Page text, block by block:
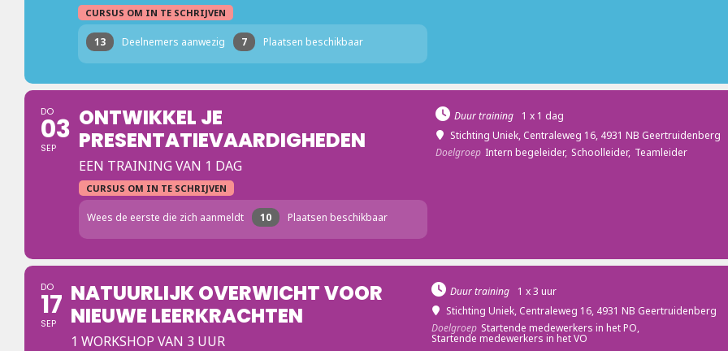
CURSUS OM IN TE SCHRIJVEN
13 Deelnemers aanwezig 7 Plaatsen beschikbaar
DO
03
SEP
ONTWIKKEL JE
PRESENTATIEVAARDIGHEDEN
EEN TRAINING VAN 1 DAG
CURSUS OM IN TE SCHRIJVEN
Wees de eerste die zich aanmeldt 10 Plaatsen beschikbaar
Duur training
1 x 1 dag
Stichting Uniek, Centraleweg 16, 4931 NB Geertruidenberg
Doelgroep Intern begeleider, Schoolleider, Teamleider
DO
17
SEP
NATUURLIJK OVERWICHT VOOR
NIEUWE LEERKRACHTEN
1 WORKSHOP VAN 3 UUR
Duur training
1 x 3 uur
Stichting Uniek, Centraleweg 16, 4931 NB Geertruidenberg
Doelgroep Startende medewerkers in het PO,
Startende medewerkers in het VO